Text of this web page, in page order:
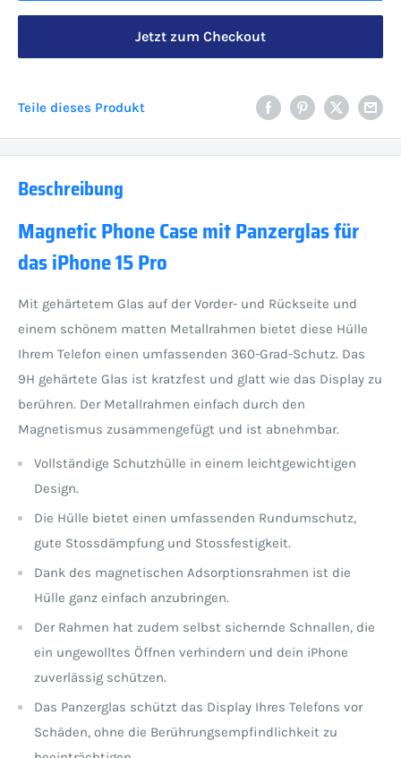
Jetzt zum Checkout
Teile dieses Produkt
Beschreibung
Magnetic Phone Case mit Panzerglas für
das iPhone 15 Pro
Mit gehärtetem Glas auf der Vorder- und Rückseite und
einem schönem matten Metallrahmen bietet diese Hülle
Ihrem Telefon einen umfassenden 360-Grad-Schutz. Das
9H gehärtete Glas ist kratzfest und glatt wie das Display zu
berühren. Der Metallrahmen einfach durch den
Magnetismus zusammengefügt und ist abnehmbar.
Vollständige Schutzhülle in einem leichtgewichtigen
Design.
Die Hülle bietet einen umfassenden Rundumschutz,
gute Stossdämpfung und Stossfestigkeit.
Dank des magnetischen Adsorptionsrahmen ist die
Hülle ganz einfach anzubringen.
Der Rahmen hat zudem selbst sichernde Schnallen, die
ein ungewolltes Öffnen verhindern und dein iPhone
zuverlässig schützen.
Das Panzerglas schützt das Display Ihres Telefons vor
Schäden, ohne die Berührungsempfindlichkeit zu